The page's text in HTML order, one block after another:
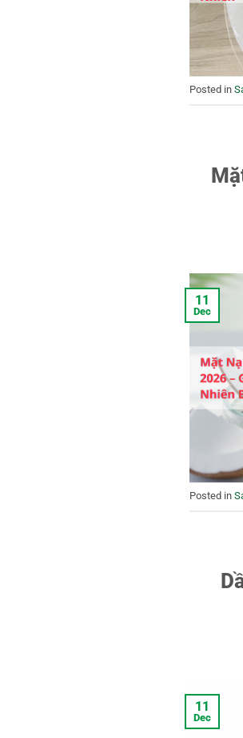
Posted in
11
Dec
Posted in
11
Dec